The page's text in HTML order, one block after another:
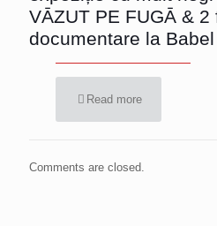
VĀZUT PE FUGĀ & 2
documentare la
Read more
Comments are closed.